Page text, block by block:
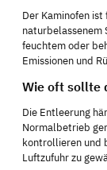
Der Kaminofen
naturbelassenem
feuchtem oder
Emissionen und
Wie oft sollte
Die Entleerung
Normalbetrieb
kontrollieren und
Luftzufuhr zu